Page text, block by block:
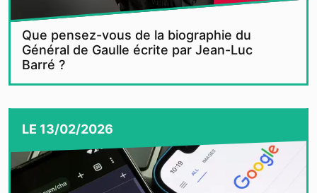
Que pensez-vous de la biographie du
Général de Gaulle écrite par Jean-Luc
Barré ?
LE 13/02/2026